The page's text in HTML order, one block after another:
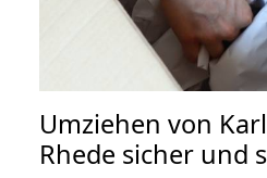
Umziehen von
Rhede sicher und